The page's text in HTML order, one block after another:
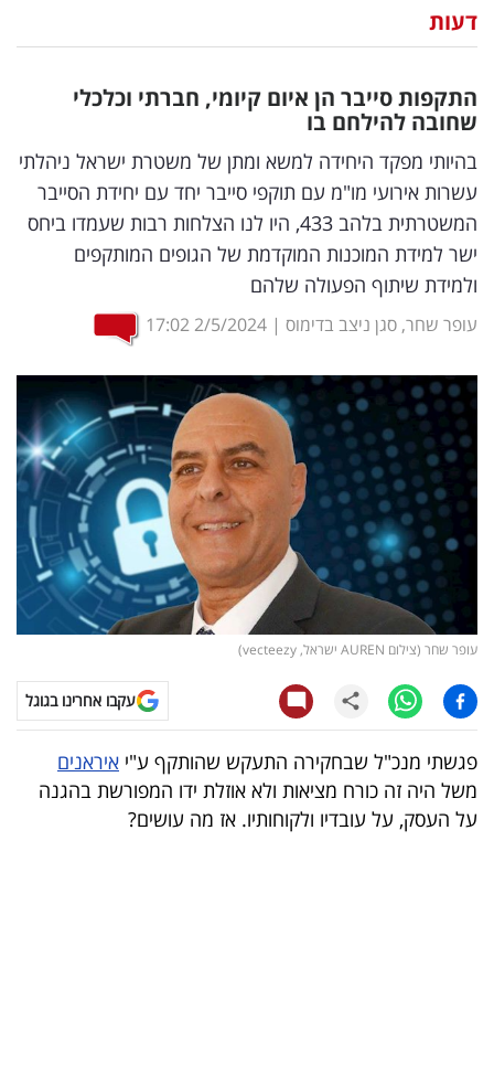
וצרכנות
דיגיטל
וטק
שיווק
ופרסום
משפט
ומחקרים
דעות
רכילות
עסקית
קריפטו
ויראלי
עסקי
ספורט
קריירה
דעות
התקפות סייבר הן איום קיומי, חברתי וכלכלי
שחובה להילחם בו
בהיותי מפקד היחידה למשא ומתן של משטרת ישראל ניהלתי
עשרות אירועי מו"מ עם תוקפי סייבר יחד עם יחידת הסייבר
המשטרתית בלהב 433, היו לנו הצלחות רבות שעמדו ביחס
ישר למידת המוכנות המוקדמת של הגופים המותקפים
ולמידת שיתוף הפעולה שלהם
עופר שחר, סגן ניצב בדימוס |
2/5/2024
17:02
עופר שחר (צילום AUREN ישראל, vecteezy)
עקבו אחרינו בגוגל
פגשתי מנכ"ל שבחקירה התעקש שהותקף ע"י איראנים
משל היה זה כורח מציאות ולא אוזלת ידו המפורשת בהגנה
על העסק, על עובדיו ולקוחותיו. אז מה עושים?